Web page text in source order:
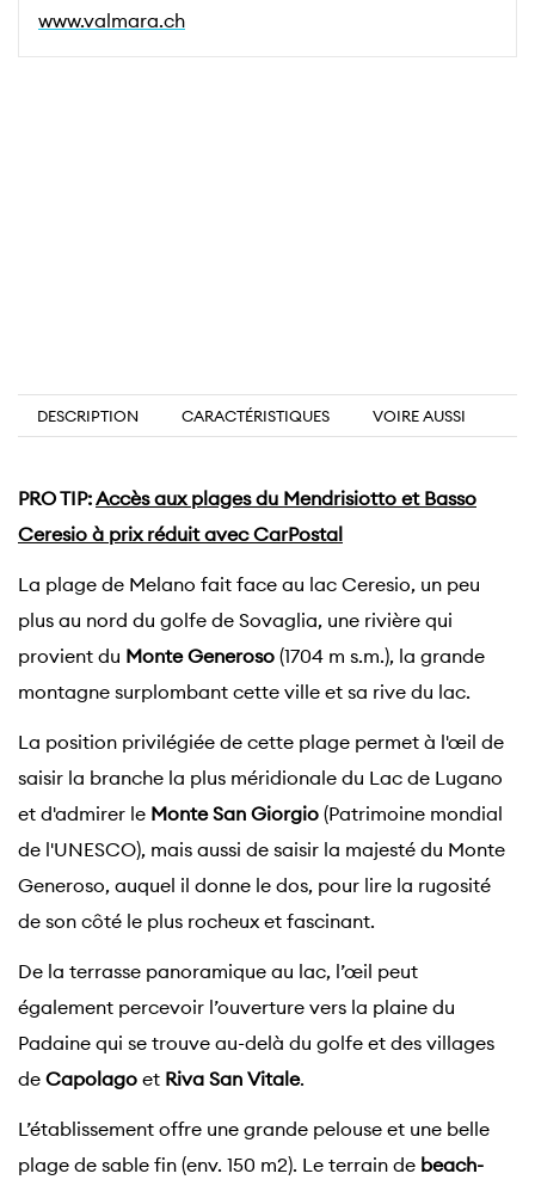
www.valmara.ch
DESCRIPTION CARACTÉRISTIQUES VOIRE AUSSI
PRO TIP:Accès aux plages du Mendrisiotto et Basso
Ceresio à prix réduit avec CarPostal
La plage de Melano fait face au lac Ceresio, un peu
plus au nord du golfe de Sovaglia, une rivière qui
provient du Monte Generoso (1704 m s.m.), la grande
montagne surplombant cette ville et sa rive du lac.
La position privilégiée de cette plage permet à l'œil de
saisir la branche la plus méridionale du Lac de Lugano
et d'admirer le Monte San Giorgio (Patrimoine mondial
de l'UNESCO), mais aussi de saisir la majesté du Monte
Generoso, auquel il donne le dos, pour lire la rugosité
de son côté le plus rocheux et fascinant.
De la terrasse panoramique au lac, l’œil peut
également percevoir l’ouverture vers la plaine du
Padaine qui se trouve au-delà du golfe et des villages
de Capolago et Riva San Vitale.
L’établissement offre une grande pelouse et une belle
plage de sable fin (env. 150 m2). Le terrain de beach-